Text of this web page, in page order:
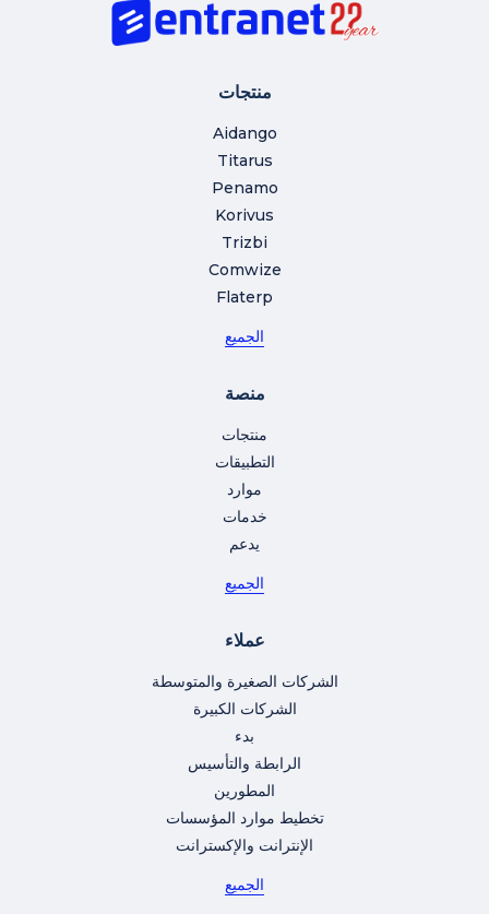
منتجات
Aidango
Titarus
Penamo
Korivus
Trizbi
Comwize
Flaterp
الجميع
منصة
منتجات
التطبيقات
موارد
خدمات
يدعم
الجميع
عملاء
الشركات الصغيرة والمتوسطة
الشركات الكبيرة
بدء
الرابطة والتأسيس
المطورين
تخطيط موارد المؤسسات
الإنترانت والإكسترانت
الجميع